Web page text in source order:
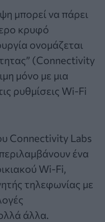
μπορεί να πάρει
κρυφό
ονομάζεται
(Connectivity
μόνο με μια
ρυθμίσεις Wi-Fi
Connectivity Labs
ένα
Wi-Fi,
τηλεφωνίας με
άλλα.